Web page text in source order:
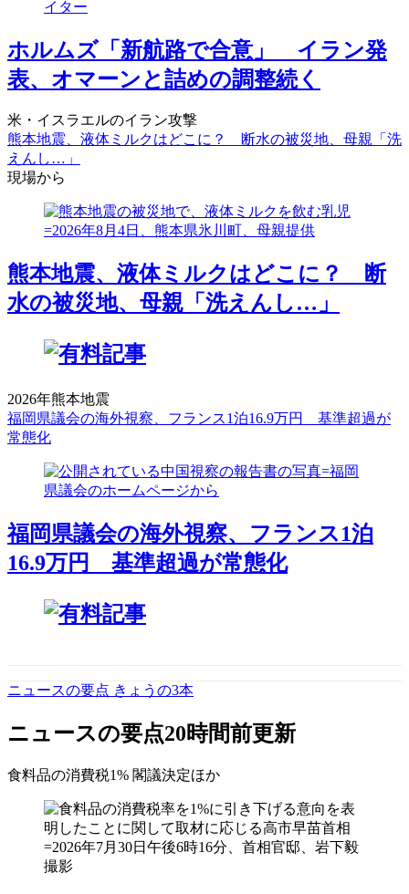
ホルムズ「新航路で合意」 イラン発
表、オマーンと詰めの調整続く
米・イスラエルのイラン攻撃
熊本地震、液体ミルクはどこに？ 断水の被災地、母親「洗
えんし…」
現場から
熊本地震、液体ミルクはどこに？ 断
水の被災地、母親「洗えんし…」
2026年熊本地震
福岡県議会の海外視察、フランス1泊16.9万円 基準超過が
常態化
福岡県議会の海外視察、フランス1泊
16.9万円 基準超過が常態化
ニュースの要点 きょうの3本
ニュースの要点20時間前更新
食料品の消費税1% 閣議決定ほか